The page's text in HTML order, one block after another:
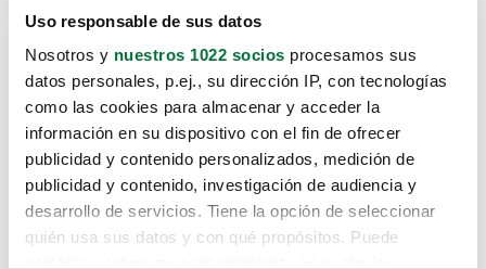
Uso responsable de sus datos
Nosotros y nuestros 1022 socios procesamos sus
datos personales, p.ej., su dirección IP, con tecnologías
como las cookies para almacenar y acceder la
información en su dispositivo con el fin de ofrecer
publicidad y contenido personalizados, medición de
publicidad y contenido, investigación de audiencia y
desarrollo de servicios. Tiene la opción de seleccionar
quién usa sus datos y con qué propósitos. Puede
Lo sentimos, no sabemos como
te hemos traido hasta aquí.
Pero puedes encontrar el coche que estás
buscando en alguno de estos enlaces: